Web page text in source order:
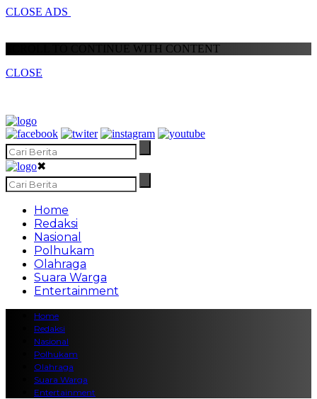
CLOSE ADS
SCROLL TO CONTINUE WITH CONTENT
CLOSE
✖
Home
Redaksi
Nasional
Polhukam
Olahraga
Suara Warga
Entertainment
Home
Redaksi
Nasional
Polhukam
Olahraga
Suara Warga
Entertainment